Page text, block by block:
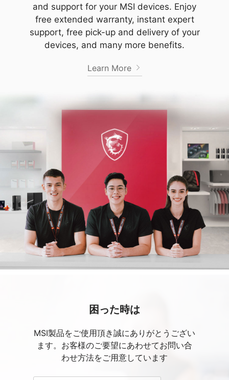
and support for your MSI devices. Enjoy
free extended warranty, instant expert
support, free pick-up and delivery of your
devices, and many more benefits.
Learn More
困った時は
MSI製品をご使用頂き誠にありがとうござい
ます。お客様のご要望にあわせてお問い合
わせ方法をご用意しています